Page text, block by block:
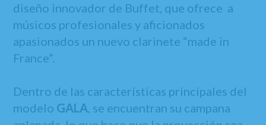
diseño innovador de Buffet, que ofrece a
músicos profesionales y aficionados
apasionados un nuevo clarinete “made in
France”.
Dentro de las características principales del
modelo GALA, se encuentran su campana